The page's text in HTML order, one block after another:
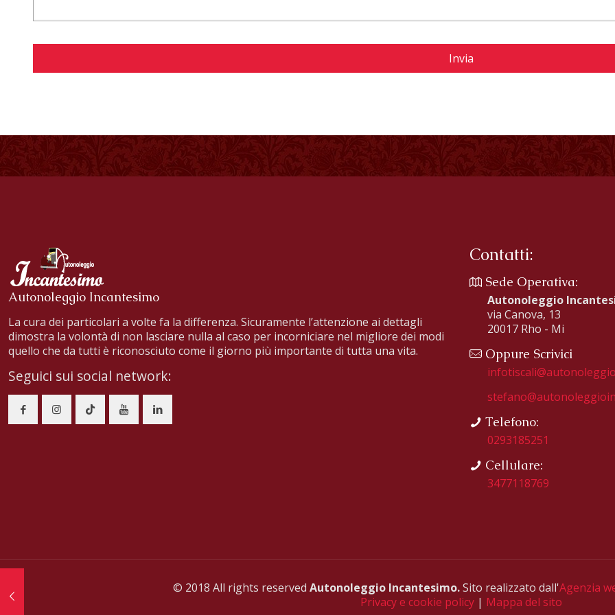
Autonoleggio Incantesimo
La cura dei particolari a volte fa la differenza. Sicuramente l’attenzione ai dettagli
dimostra la volontà di non lasciare nulla al caso per incorniciare nel migliore dei modi
quello che da tutti è riconosciuto come il giorno più importante di tutta una vita.
Seguici sui social network:
Contatti:
Sede Operativa:
Autonoleggio
via Canova, 13
20017 Rho - Mi
Oppure Scrivici
Telefono:
0293185251
Cellulare:
3477118769
© 2018 All rights reserved Autonoleggio Incantesimo.Sito realizzato dall'Agenzia
Privacy e cookie policy | Mappa del sito